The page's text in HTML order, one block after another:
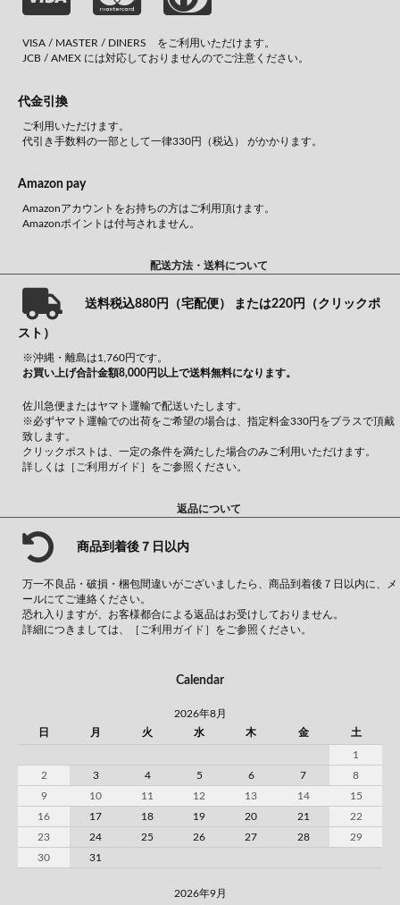
VISA / MASTER / DINERS をご利用いただけます。
JCB / AMEX には対応しておりませんのでご注意ください。
代金引換
ご利用いただけます。
代引き手数料の一部として一律330円（税込） がかかります。
Amazon pay
Amazonアカウントをお持ちの方はご利用頂けます。
Amazonポイントは付与されません。
配送方法・送料について
送料税込880円（宅配便） または220円（クリックポ
スト）
※沖縄・離島は1,760円です。
お買い上げ合計金額8,000円以上で送料無料になります。
佐川急便またはヤマト運輸で配送いたします。
※必ずヤマト運輸での出荷をご希望の場合は、指定料金330円をプラスで頂戴
致します。
クリックポストは、一定の条件を満たした場合のみご利用いただけます。
詳しくは ［ご利用ガイド］ をご参照ください。
返品について
商品到着後７日以内
万一不良品・破損・梱包間違いがございましたら、商品到着後７日以内に、メ
ールにてご連絡ください。
恐れ入りますが、お客様都合による返品はお受けしておりません。
詳細につきましては、
［ご利用ガイド］ をご参照ください。
Calendar
2026年8月
日
月 火 水 木 金 土
1
2
3 4 5 6 7
8
9
10 11 12 13 14
15
16
17 18 19 20 21
22
23
24 25 26 27 28
29
30
31
2026年9月